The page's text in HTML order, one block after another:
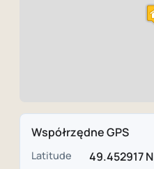
Współrzędne GPS
Latitude 49.452917 N